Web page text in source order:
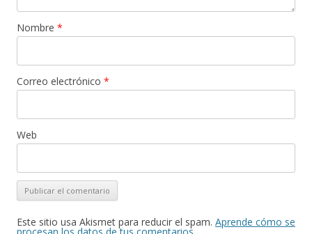
Nombre *
Correo electrónico *
Web
Este sitio usa Akismet para reducir el spam. Aprende cómo se